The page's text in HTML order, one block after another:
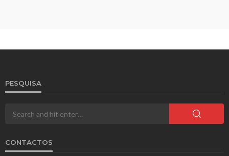
PESQUISA
CONTACTOS